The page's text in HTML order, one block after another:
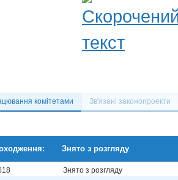
комітетами Зв'язані законопроекти
Знято з розгляду
Знято з розгляду